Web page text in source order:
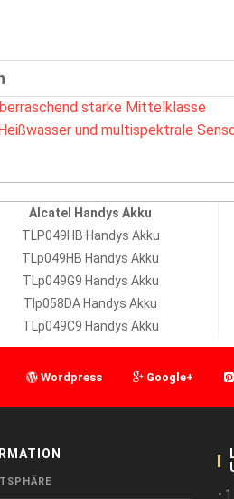
starke Mittelklasse
und multispektrale
Alcatel Handys Akku
TLP049HB Handys Akku
TLp049HB Handys Akku
TLp049G9 Handys Akku
Tlp058DA Handys Akku
TLp049C9 Handys Akku
Wordpress Google+
•